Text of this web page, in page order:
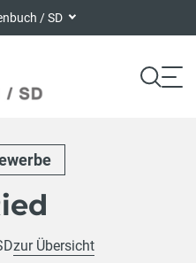
/ SD
zur Übersicht